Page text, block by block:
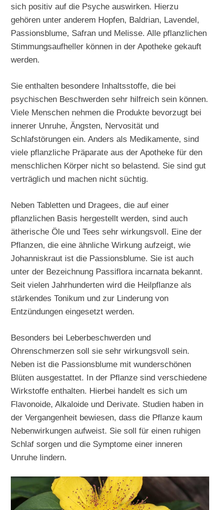
sich positiv auf die Psyche auswirken. Hierzu
gehören unter anderem Hopfen, Baldrian, Lavendel,
Passionsblume, Safran und Melisse. Alle pflanzlichen
Stimmungsaufheller können in der Apotheke gekauft
werden.
Sie enthalten besondere Inhaltsstoffe, die bei
psychischen Beschwerden sehr hilfreich sein können.
Viele Menschen nehmen die Produkte bevorzugt bei
innerer Unruhe, Ängsten, Nervosität und
Schlafstörungen ein. Anders als Medikamente, sind
viele pflanzliche Präparate aus der Apotheke für den
menschlichen Körper nicht so belastend. Sie sind gut
verträglich und machen nicht süchtig.
Neben Tabletten und Dragees, die auf einer
pflanzlichen Basis hergestellt werden, sind auch
ätherische Öle und Tees sehr wirkungsvoll. Eine der
Pflanzen, die eine ähnliche Wirkung aufzeigt, wie
Johanniskraut ist die Passionsblume. Sie ist auch
unter der Bezeichnung Passiflora incarnata bekannt.
Seit vielen Jahrhunderten wird die Heilpflanze als
stärkendes Tonikum und zur Linderung von
Entzündungen eingesetzt werden.
Besonders bei Leberbeschwerden und
Ohrenschmerzen soll sie sehr wirkungsvoll sein.
Neben ist die Passionsblume mit wunderschönen
Blüten ausgestattet. In der Pflanze sind verschiedene
Wirkstoffe enthalten. Hierbei handelt es sich um
Flavonoide, Alkaloide und Derivate. Studien haben in
der Vergangenheit bewiesen, dass die Pflanze kaum
Nebenwirkungen aufweist. Sie soll für einen ruhigen
Schlaf sorgen und die Symptome einer inneren
Unruhe lindern.